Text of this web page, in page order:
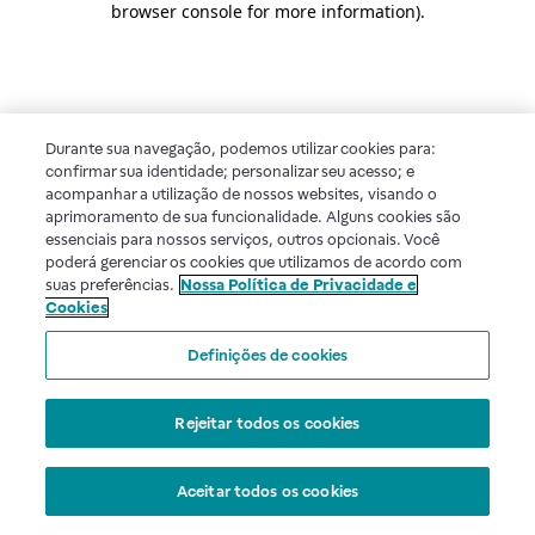
browser console for more information).
Durante sua navegação, podemos utilizar cookies para:
confirmar sua identidade; personalizar seu acesso; e
acompanhar a utilização de nossos websites, visando o
aprimoramento de sua funcionalidade. Alguns cookies são
essenciais para nossos serviços, outros opcionais. Você
poderá gerenciar os cookies que utilizamos de acordo com
suas preferências. Nossa Política de Privacidade e
Cookies
Definições de cookies
Rejeitar todos os cookies
Aceitar todos os cookies